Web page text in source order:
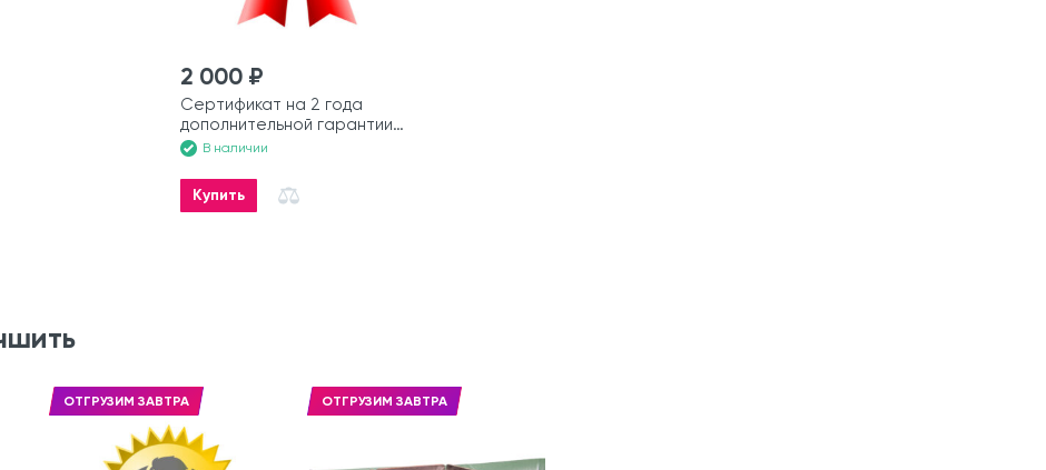
2 000 ₽
Сертификат на 2 года
дополнительной гарантии
на лодку
В наличии
Купить
ОТГРУЗИМ ЗАВТРА ОТГРУЗИМ ЗАВТРА